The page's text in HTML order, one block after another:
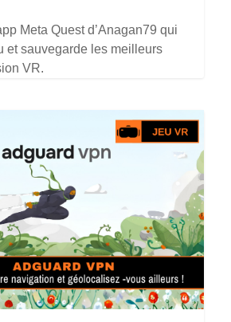
Meta Quest d’Anagan79 qui
et sauvegarde les meilleurs
VR.